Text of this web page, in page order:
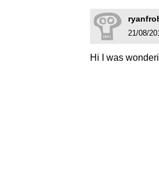
21/08/
Hi I was